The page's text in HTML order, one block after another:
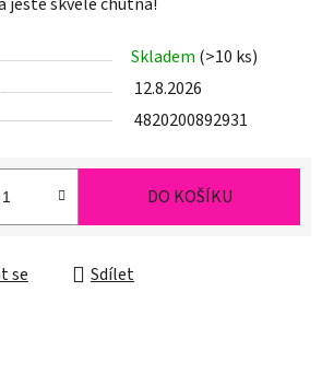
Skladem (>10 ks)
12.8.2026
4820200892931
DO KOŠÍKU
se Sdílet